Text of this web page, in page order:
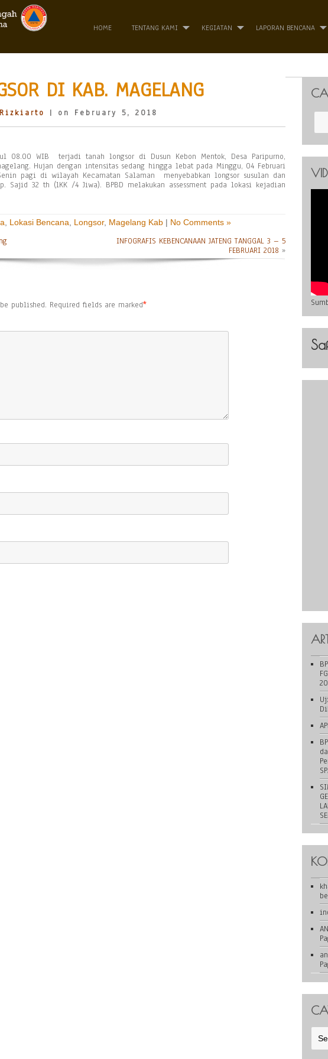
HOME TENTANG KAMI KEGIATAN LAPORAN BENCANA
DI KAB. MAGELANG
| on February 5, 2018
08.00 WIB terjadi tanah longsor di Dusun Kebon Mentok, Desa Paripurno,
Hujan dengan intensitas sedang hingga lebat pada Minggu, 04 Februari
pagi di wilayah Kecamatan Salaman menyebabkan longsor susulan dan
Sajid 32 th (1KK /4 Jiwa). BPBD melakukan assessment pada lokasi kejadian
Lokasi Bencana Longsor, Magelang Kab | No Comments »
INFOGRAFIS KEBENCANAAN JATENG TANGGAL 3 – 5
FEBRUARI 2018 »
published. Required fields are marked*